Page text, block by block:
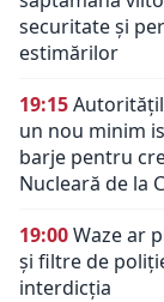
securitate și
estimărilor
19:15
un nou minim
barje pentru
Nucleară de la
19:00Waze ar
și filtre de
interdicția